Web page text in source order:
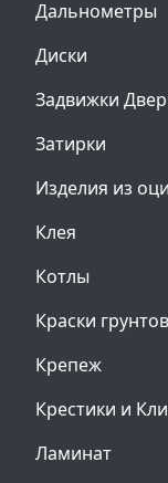
Дальнометры
Диски
Задвижки
Затирки
Изделия из
Клея
Котлы
Краски
Крепеж
Крестики и
Ламинат